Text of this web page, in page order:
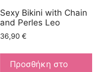
Sexy Bikini with Chain
and Perles Leo
36,90 €
Προσθήκη στο